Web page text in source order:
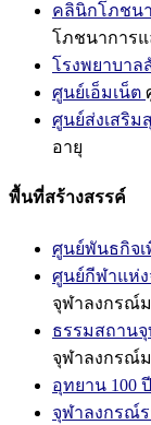
คลินิกโภชน
โภชนาการ
โรงพยาบาล
ศูนย์เอ็มเน็ต
ศูนย์ส่งเสริม
อายุ
พื้นที่สร้างสรรค์
ศูนย์พันธกิจเ
ศูนย์กีฬาแห่
จุฬาลงกรณ์
ธรรมสถาน
จุฬาลงกรณ์
อุทยาน 100
จุฬาลงกรณ์